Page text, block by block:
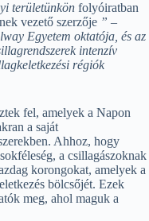
területünkön folyóiratban
vezető szerzője ” –
Egyetem oktatója, és az
intenzív
régiók
fel, amelyek a Napon
a saját
Ahhoz, hogy
a csillagászoknak
korongokat, amelyek a
bölcsőjét. Ezek
meg, ahol maguk a